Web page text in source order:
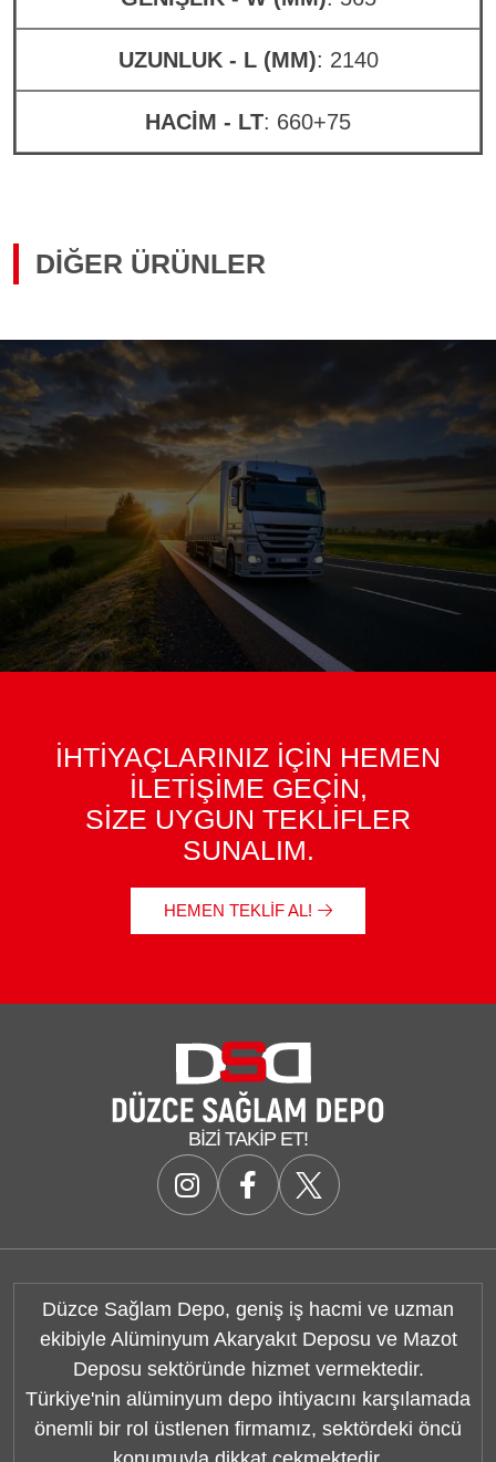
UZUNLUK - L (MM): 2140
HACİM - LT: 660+75
DIĞER ÜRÜNLER
İHTİYAÇLARINIZ İÇİN HEMEN
İLETİŞİME GEÇİN,
SİZE UYGUN TEKLİFLER
SUNALIM.
HEMEN TEKLIF AL!
BIZI TAKIP ET!
Düzce Sağlam Depo, geniş iş hacmi ve uzman
ekibiyle Alüminyum Akaryakıt Deposu ve Mazot
Deposu sektöründe hizmet vermektedir.
Türkiye'nin alüminyum depo ihtiyacını karşılamada
önemli bir rol üstlenen firmamız, sektördeki öncü